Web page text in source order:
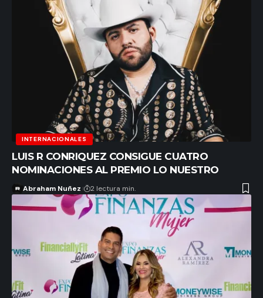
INTERNACIONALES
LUIS R CONRIQUEZ CONSIGUE CUATRO
NOMINACIONES AL PREMIO LO NUESTRO
Abraham Nuñez 2 lectura min.